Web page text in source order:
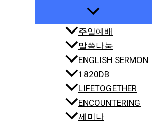
주일예배
말씀나눔
ENGLISH SERMON
1820DB
LIFETOGETHER
ENCOUNTERING
세미나